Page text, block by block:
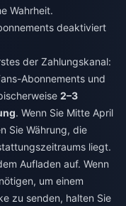
Wahrheit.
deaktiviert
der Zahlungskanal:
Abonnements und
2–3
. Wenn Sie Mitte April
Sie Währung, die
liegt.
Aufladen auf. Wenn
um einem
zu senden, halten Sie